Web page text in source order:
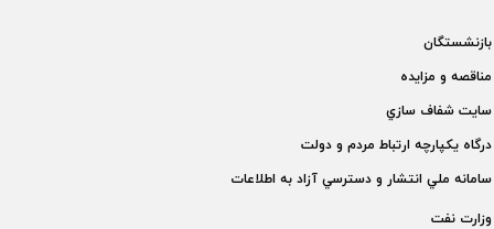
بازنشستگان
مناقصه و مزايده
سايت شفاف سازي
درگاه يكپارچه ارتباط مردم و دولت
سامانه ملي انتشار و دسترسي آزاد به اطلاعات
وزارت نفت